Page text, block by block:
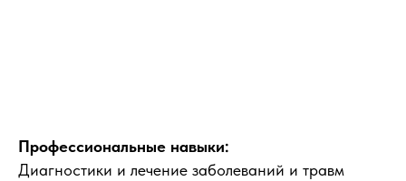
Профессиональные навыки:
Диагностики и лечение заболеваний и травм